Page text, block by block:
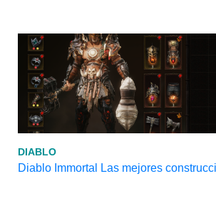
DIABLO
Diablo Immortal Las mejores